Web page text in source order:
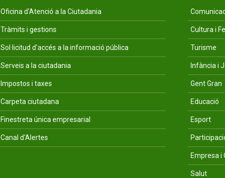
Oficina d'Atenció a la Ciutadania
Tràmits i gestions
Sol·licitud d'accés a la informació pública
Serveis a la ciutadania
Impostos i taxes
Carpeta ciutadana
Finestreta única empresarial
Canal d'Alertes
Cultura i
Turisme
Infància i
Gent Gran
Educació
Esport
Empresa i
Salut